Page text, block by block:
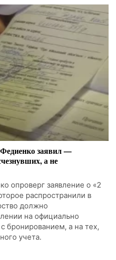
заявил —
а не
опроверг заявление о «2
распространили в
должно
на официально
бронированием, а на тех,
учета.